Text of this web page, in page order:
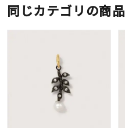
同じカテゴリの商品